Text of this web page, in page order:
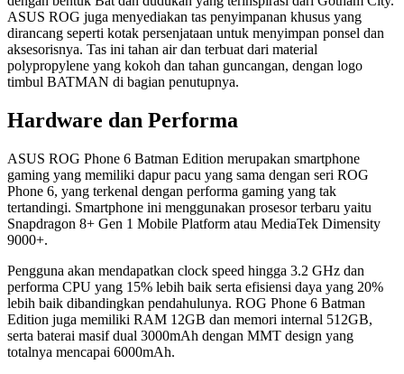
ASUS ROG juga menyediakan tas penyimpanan khusus yang
dirancang seperti kotak persenjataan untuk menyimpan ponsel dan
aksesorisnya. Tas ini tahan air dan terbuat dari material
polypropylene yang kokoh dan tahan guncangan, dengan logo
timbul BATMAN di bagian penutupnya.
Hardware dan Performa
ASUS ROG Phone 6 Batman Edition merupakan smartphone
gaming yang memiliki dapur pacu yang sama dengan seri ROG
Phone 6, yang terkenal dengan performa gaming yang tak
tertandingi. Smartphone ini menggunakan prosesor terbaru yaitu
Snapdragon 8+ Gen 1 Mobile Platform atau MediaTek Dimensity
9000+.
Pengguna akan mendapatkan clock speed hingga 3.2 GHz dan
performa CPU yang 15% lebih baik serta efisiensi daya yang 20%
lebih baik dibandingkan pendahulunya. ROG Phone 6 Batman
Edition juga memiliki RAM 12GB dan memori internal 512GB,
serta baterai masif dual 3000mAh dengan MMT design yang
totalnya mencapai 6000mAh.